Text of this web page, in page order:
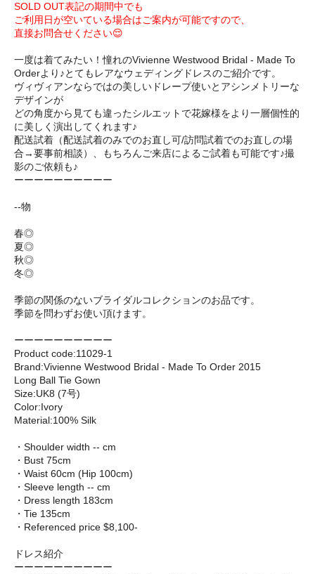
SOLD OUT表記の期間中でも
ご利用日が空いている場合はご案内が可能ですので、
直接お問合せください😌
一度は着てみたい！憧れのVivienne Westwood Bridal - Made To
Orderより♪とてもレアなウェディングドレスのご紹介です。
ヴィヴィアンならではの美しいドレープ使いとアシンメトリーな
デザインが
どの角度から見ても違ったシルエットで花嫁様をより一層個性的
に美しく演出してくれます♪
配送試着（配送試着のみでのお直し可/訪問試着でのお直しの場
合→要事前相談）、もちろんご来店によるご試着も可能です♪撮
影のご依頼も♪
ーーーーーーーーーー
--物
春◎
夏◎
秋◎
冬◎
季節の関係のないブライダルコレクションのお品です。
季節を問わずお使い頂けます。
ーーーーーーーーーー
Product code:11029-1
Brand:Vivienne Westwood Bridal - Made To Order 2015
Long Ball Tie Gown
Size:UK8 (7号)
Color:Ivory
Material:100% Silk
・Shoulder width -- cm
・Bust 75cm
・Waist 60cm (Hip 100cm)
・Sleeve length -- cm
・Dress length 183cm
・Tie 135cm
・Referenced price $8,100-
ドレス紹介
ーーーーーーーーーー